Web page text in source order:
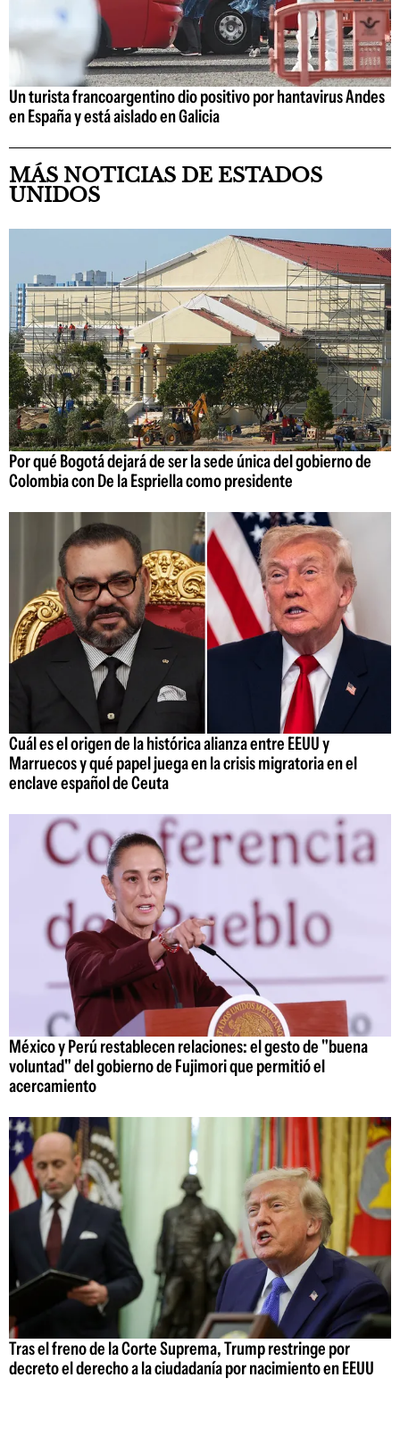
Un turista francoargentino dio positivo por hantavirus Andes
en España y está aislado en Galicia
MÁS NOTICIAS DE ESTADOS
UNIDOS
Por qué Bogotá dejará de ser la sede única del gobierno de
Colombia con De la Espriella como presidente
Cuál es el origen de la histórica alianza entre EEUU y
Marruecos y qué papel juega en la crisis migratoria en el
enclave español de Ceuta
México y Perú restablecen relaciones: el gesto de "buena
voluntad" del gobierno de Fujimori que permitió el
acercamiento
Tras el freno de la Corte Suprema, Trump restringe por
decreto el derecho a la ciudadanía por nacimiento en EEUU